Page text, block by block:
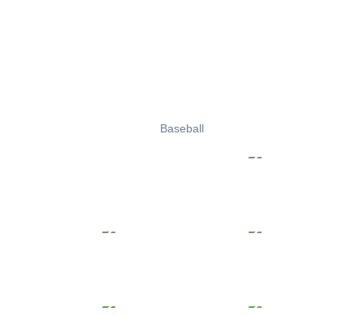
Baseball